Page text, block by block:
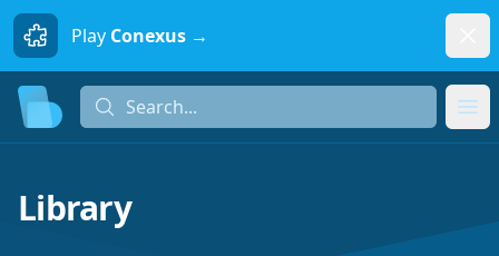
Play Conexus →
Search...
Library